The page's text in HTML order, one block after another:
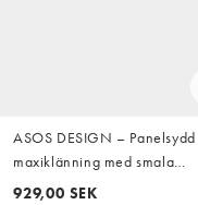
ASOS DESIGN – Panelsydd
maxiklänning med smala
axelband, ballongdesign och
929,00 SEK